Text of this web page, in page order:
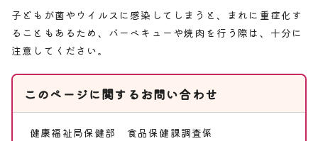
子どもが菌やウイルスに感染してしまうと、まれに重症化す
ることもあるため、バーベキューや焼肉を行う際は、十分に
注意してください。
このページに関する お問い合わせ
健康福祉局保健部 食品保健課調査係